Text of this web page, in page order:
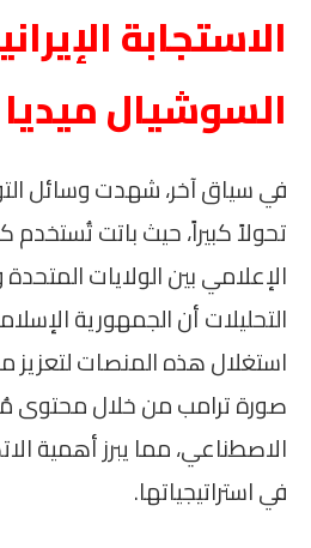
الاستجابة
السوشيال ميديا
في سياق آخر، شهدت وسائل
تحولاً كبيراً، حيث باتت تُستخدم
الإعلامي بين الولايات
التحليلات أن الجمهورية
استغلال هذه المنصات
صورة ترامب من خلال محتوى
الاصطناعي، مما يبرز أهمية
في استراتيجياتها.